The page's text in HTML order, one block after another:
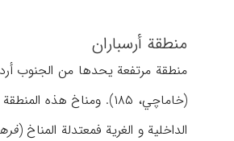
منطقة أرسباران
منطقة مرتفعة یحدها من الجنوب
(خاماچي، ۱۸۵). ومناخ
الداخلیة و الغریة فمعتدلة المناخ (